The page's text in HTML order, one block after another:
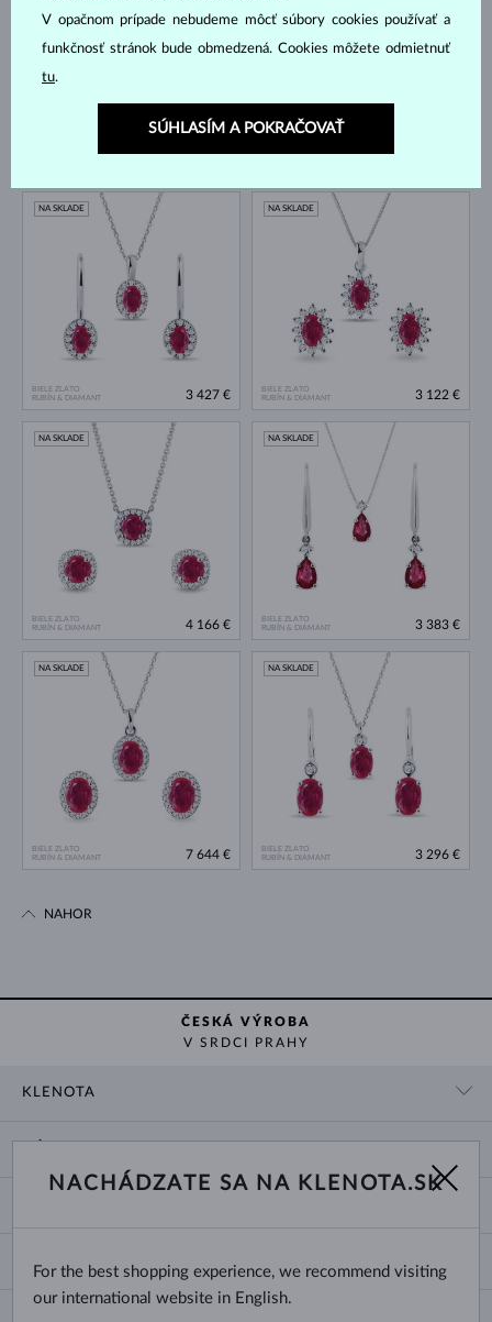
BIELE ZLATO
RUBÍN & DIAMANT
NA SKLADE
3 427 €
BIELE ZLATO
RUBÍN & DIAMANT
NA SKLADE
3 122 €
BIELE ZLATO
RUBÍN & DIAMANT
NA SKLADE
4 166 €
BIELE ZLATO
RUBÍN & DIAMANT
NA SKLADE
3 383 €
BIELE ZLATO
RUBÍN & DIAMANT
NA SKLADE
7 644 €
BIELE ZLATO
RUBÍN & DIAMANT
NA SKLADE
3 296 €
NAHOR
ČESKÁ VÝROBA
V SRDCI PRAHY
KLENOTA
O NÁS
DODANIE A PLATBA ZA TOVAR
VÝBER SVADOBNÝCH OBRÚČOK
CERTIFIKÁTY PRAVOSTI
TYPY A DĹŽKY RETIAZOK
DĹŽKY NÁRAMKOV
Slovensko
V opačnom prípade nebudeme môcť súbory cookies používať a
funkčnosť stránok bude obmedzená. Cookies môžete odmietnuť
tu.
SÚHLASÍM A POKRAČOVAŤ
NACHÁDZATE SA NA KLENOTA.SK
For the best shopping experience, we recommend visiting
our international website in English.